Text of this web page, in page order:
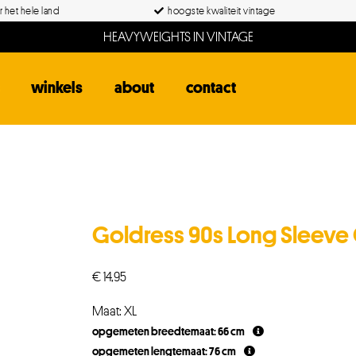
het hele land hoogste kwaliteit vintage
HEAVYWEIGHTS IN VINTAGE
winkels about contact
Goldress 90s Long
€14,95
Maat: XL
opgemeten breedtemaat: 66 cm
opgemeten lengtemaat: 76 cm